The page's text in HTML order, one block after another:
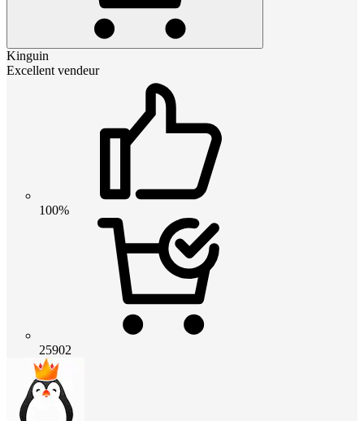
Kinguin
Excellent vendeur
100%
25902